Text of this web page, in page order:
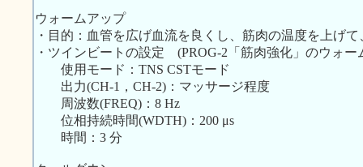
ウォームアップ
・目的：血管を広げ血流を良くし、筋肉の温度を上げ
・ツインビートの設定 (PROG-2「筋肉強化」のウォー
使用モード：TNS CSTモード
出力(CH-1，CH-2)：マッサージ程度
周波数(FREQ)：8 Hz
位相持続時間(WDTH)：200 μs
時間：3 分